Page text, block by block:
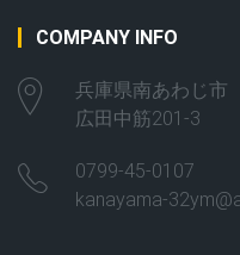
COMPANY INFO
兵庫県南あわじ市
広田中筋201-3
0799-45-0107
kanayama-